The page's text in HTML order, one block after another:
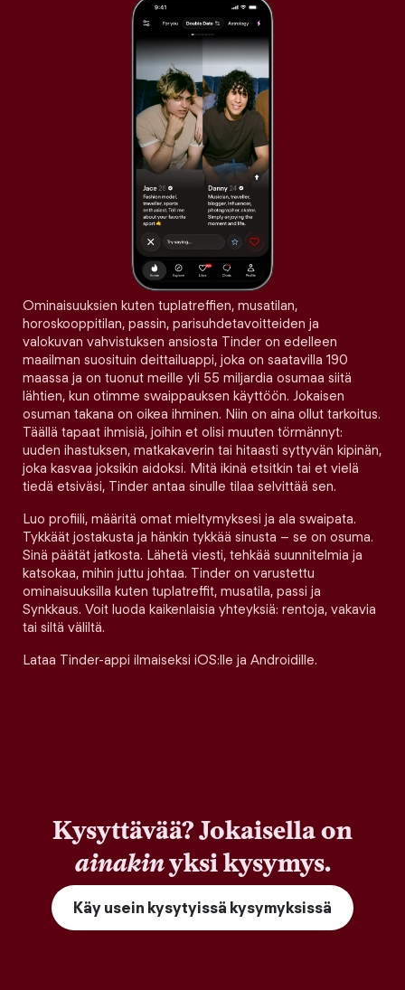
Ominaisuuksien kuten tuplatreffien, musatilan,
horoskooppitilan, passin, parisuhdetavoitteiden ja
valokuvan vahvistuksen ansiosta Tinder on edelleen
maailman suosituin deittailuappi, joka on saatavilla 190
maassa ja on tuonut meille yli 55 miljardia osumaa siitä
lähtien, kun otimme swaippauksen käyttöön. Jokaisen
osuman takana on oikea ihminen. Niin on aina ollut tarkoitus.
Täällä tapaat ihmisiä, joihin et olisi muuten törmännyt:
uuden ihastuksen, matkakaverin tai hitaasti syttyvän kipinän,
joka kasvaa joksikin aidoksi. Mitä ikinä etsitkin tai et vielä
tiedä etsiväsi, Tinder antaa sinulle tilaa selvittää sen.
Luo profiili, määritä omat mieltymyksesi ja ala swaipata.
Tykkäät jostakusta ja hänkin tykkää sinusta – se on osuma.
Sinä päätät jatkosta. Lähetä viesti, tehkää suunnitelmia ja
katsokaa, mihin juttu johtaa. Tinder on varustettu
ominaisuuksilla kuten tuplatreffit, musatila, passi ja
Synkkaus. Voit luoda kaikenlaisia yhteyksiä: rentoja, vakavia
tai siltä väliltä.
Lataa Tinder-appi ilmaiseksi iOS:lle ja Androidille.
Kysyttävää? Jokaisella on
ainakinyksi kysymys.
Käy usein kysytyissä kysymyksissä